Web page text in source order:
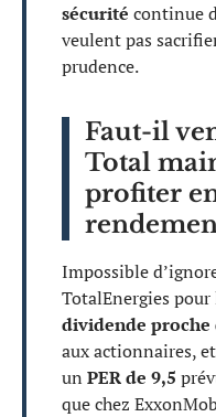
sécurité continue
veulent pas
prudence.
Faut-il
Total
profiter
Impossible
TotalEnergies
dividende proche
aux actionnaires,
un PER de 9,5
que chez